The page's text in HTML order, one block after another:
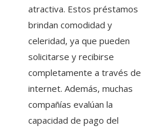
atractiva. Estos préstamos
brindan comodidad y
celeridad, ya que pueden
solicitarse y recibirse
completamente a través de
internet. Además, muchas
compañías evalúan la
capacidad de pago del